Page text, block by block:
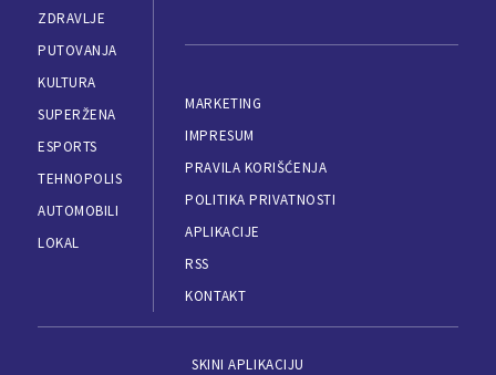
ZDRAVLJE
PUTOVANJA
KULTURA
SUPERŽENA
ESPORTS
TEHNOPOLIS
AUTOMOBILI
LOKAL
MARKETING
IMPRESUM
PRAVILA KORIŠĆENJA
POLITIKA PRIVATNOSTI
APLIKACIJE
RSS
KONTAKT
SKINI APLIKACIJU